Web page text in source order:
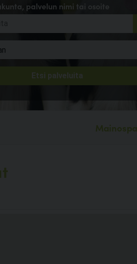
palvelun nimi tai osoite